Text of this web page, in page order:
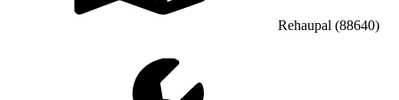
Rehaupal (88640)